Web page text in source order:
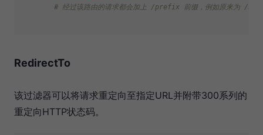
# 经过该路由的请求都会加上 /prefix 前缀，例如原来为 /
RedirectTo
该过滤器可以将请求重定向至指定URL并附带300系列的
重定向HTTP状态码。